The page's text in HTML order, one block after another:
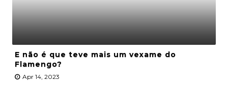
E não é que teve mais um vexame do
Flamengo?
Apr 14, 2023